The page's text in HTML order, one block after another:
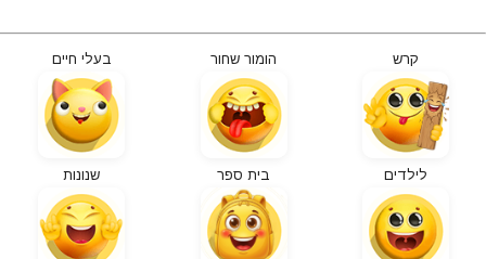
קרש הומור שחור בעלי חיים
לילדים בית ספר שנונות